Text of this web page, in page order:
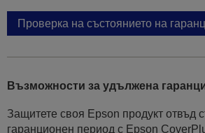
Проверка на състоянието на
Възможности за удължена
Защитете своя Epson продукт отвъд
гаранционен период с Epson